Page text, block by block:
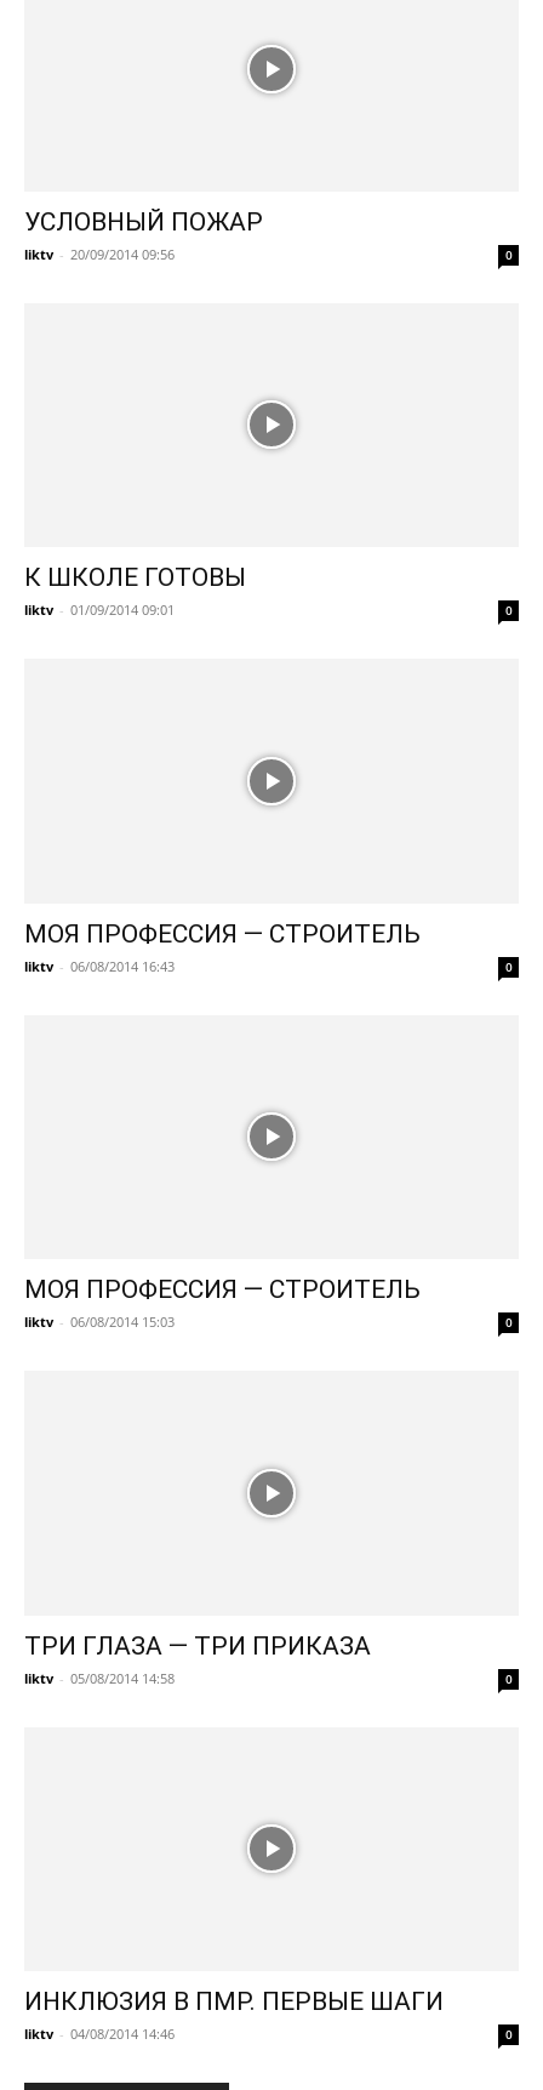
УСЛОВНЫЙ ПОЖАР
liktv - 20/09/2014 09:56 0
К ШКОЛЕ ГОТОВЫ
liktv - 01/09/2014 09:01 0
МОЯ ПРОФЕССИЯ — СТРОИТЕЛЬ
liktv - 06/08/2014 16:43 0
МОЯ ПРОФЕССИЯ — СТРОИТЕЛЬ
liktv - 06/08/2014 15:03 0
ТРИ ГЛАЗА — ТРИ ПРИКАЗА
liktv - 05/08/2014 14:58 0
ИНКЛЮЗИЯ В ПМР. ПЕРВЫЕ ШАГИ
liktv - 04/08/2014 14:46 0